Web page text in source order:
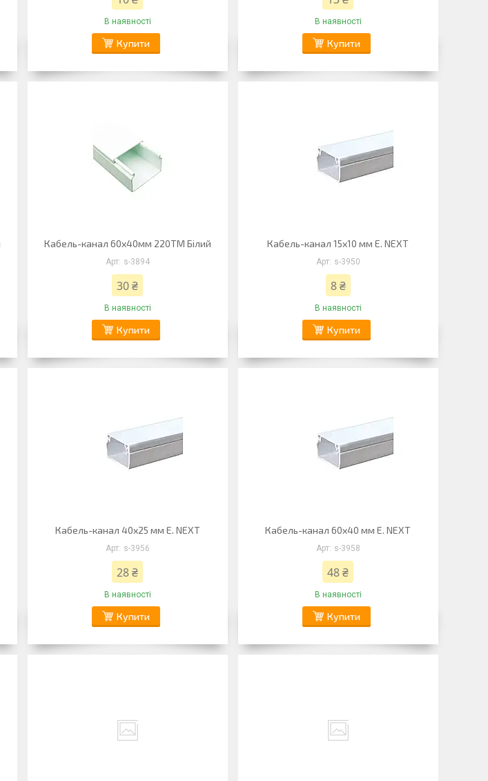
В наявності
Купити
В наявності
Купити
Кабель-канал 60х40мм 220ТМ Білий
s-3894
30 ₴
В наявності
Купити
Кабель-канал 15х10 мм E. NEXT
s-3950
8 ₴
В наявності
Купити
Кабель-канал 40х25 мм E. NEXT
s-3956
28 ₴
В наявності
Купити
Кабель-канал 60х40 мм E. NEXT
s-3958
48 ₴
В наявності
Купити